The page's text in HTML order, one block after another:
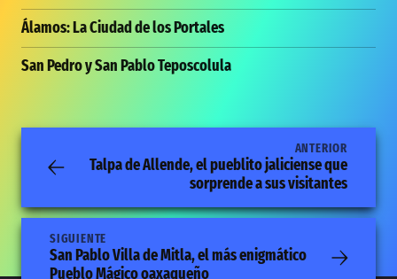
Álamos: La Ciudad de los Portales
San Pedro y San Pablo Teposcolula
ANTERIOR
Talpa de Allende, el pueblito jaliciense que
sorprende a sus visitantes
SIGUIENTE
San Pablo Villa de Mitla, el más enigmático
Pueblo Mágico oaxaqueño